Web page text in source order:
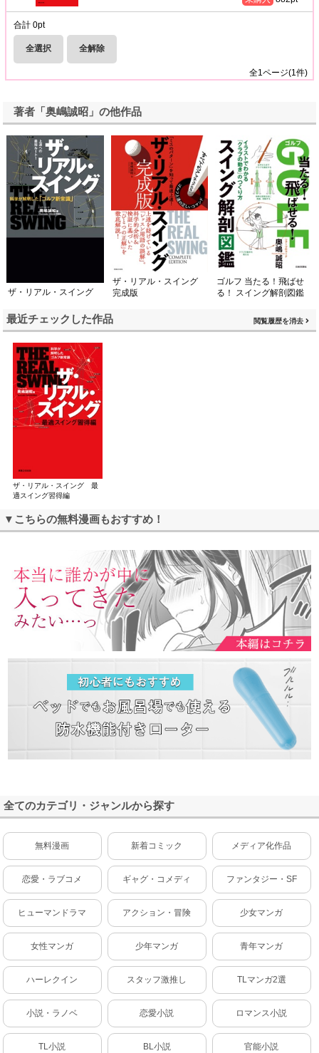
合計 0pt
全選択 全解除
全1 ページ(1 件)
著者「奥嶋誠昭」の他作品
ザ・リアル・スイング
ザ・リアル・スイング
完成版
ゴルフ 当たる！飛ばせ
る！ スイング解剖図鑑
最近チェックした作品 閲覧履歴を消去
ザ・リアル・スイング 最
適スイング習得編
▼こちらの無料漫画もおすすめ！
全てのカテゴリ・ジャンルから探す
無料漫画 新着コミック メディア化作品
恋愛・ラブコメ ギャグ・コメディ ファンタジー・SF
ヒューマンドラマ アクション・冒険 少女マンガ
女性マンガ 少年マンガ 青年マンガ
ハーレクイン スタッフ激推し TLマンガ2選
小説・ラノベ 恋愛小説 ロマンス小説
TL小説 BL小説 官能小説